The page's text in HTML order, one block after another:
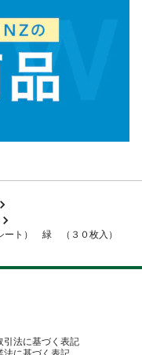
ート） 緑 （３０枚入）
引法に基づく表記